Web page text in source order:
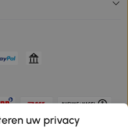
uw privacy